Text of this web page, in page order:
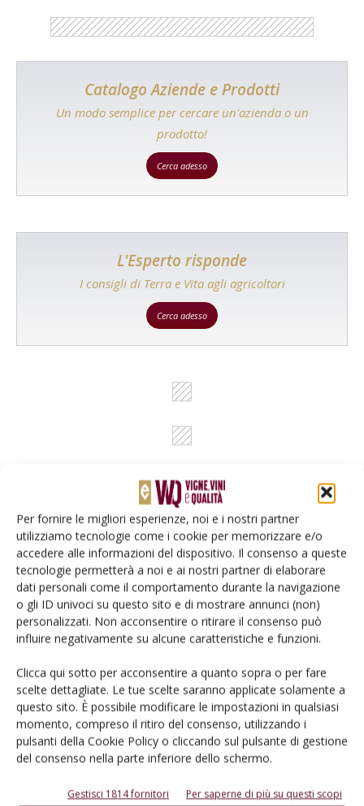
Per fornire le migliori esperienze, noi e i nostri partner
utilizziamo tecnologie come i cookie per memorizzare e/o
accedere alle informazioni del dispositivo. Il consenso a queste
tecnologie permetterà a noi e ai nostri partner di elaborare
dati personali come il comportamento durante la navigazione
o gli ID univoci su questo sito e di mostrare annunci (non)
personalizzati. Non acconsentire o ritirare il consenso può
influire negativamente su alcune caratteristiche e funzioni.
Clicca qui sotto per acconsentire a quanto sopra o per fare
scelte dettagliate. Le tue scelte saranno applicate solamente a
questo sito. È possibile modificare le impostazioni in qualsiasi
momento, compreso il ritiro del consenso, utilizzando i
pulsanti della Cookie Policy o cliccando sul pulsante di gestione
del consenso nella parte inferiore dello schermo.
Gestisci 1814 fornitori Per saperne di più su questi scopi
Catalogo Aziende e Prodotti
Un modo semplice per cercare un'azienda o un
prodotto!
Cerca adesso
L'Esperto risponde
I consigli di Terra e Vita agli agricoltori
Cerca adesso
Rimani aggiornato sul mondo
dell’agricoltura
Iscriviti alle nostre newsletter